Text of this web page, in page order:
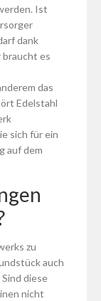
Ist
dank
es
das
Edelstahl
sich für ein
auf dem
zu
auch
diese
nicht